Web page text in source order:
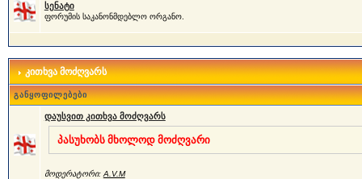
სენატი
ფორუმის საკანონმდებლო ორგანო.
კითხვა მოძღვარს
განყოფილებები
დაუსვით კითხვა მოძღვარს
პასუხობს მხოლოდ მოძღვარი
მოდერატორი: A.V.M